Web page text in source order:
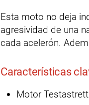
Esta moto no deja
agresividad de una
cada acelerón.
Características
Motor